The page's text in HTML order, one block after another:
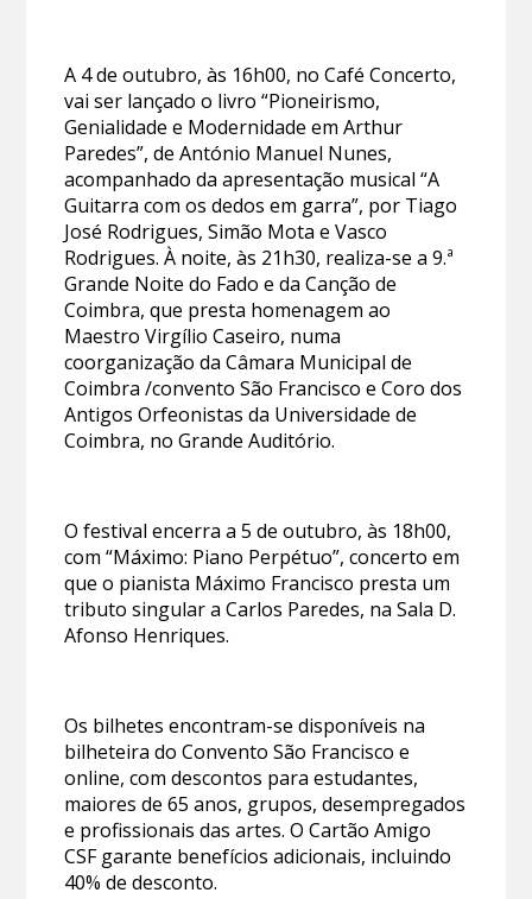
A 4 de outubro, às 16h00, no Café Concerto,
vai ser lançado o livro “Pioneirismo,
Genialidade e Modernidade em Arthur
Paredes”, de António Manuel Nunes,
acompanhado da apresentação musical “A
Guitarra com os dedos em garra”, por Tiago
José Rodrigues, Simão Mota e Vasco
Rodrigues. À noite, às 21h30, realiza-se a 9.ª
Grande Noite do Fado e da Canção de
Coimbra, que presta homenagem ao
Maestro Virgílio Caseiro, numa
coorganização da Câmara Municipal de
Coimbra /convento São Francisco e Coro dos
Antigos Orfeonistas da Universidade de
Coimbra, no Grande Auditório.
O festival encerra a 5 de outubro, às 18h00,
com “Máximo: Piano Perpétuo”, concerto em
que o pianista Máximo Francisco presta um
tributo singular a Carlos Paredes, na Sala D.
Afonso Henriques.
Os bilhetes encontram-se disponíveis na
bilheteira do Convento São Francisco e
online, com descontos para estudantes,
maiores de 65 anos, grupos, desempregados
e profissionais das artes. O Cartão Amigo
CSF garante benefícios adicionais, incluindo
40% de desconto.